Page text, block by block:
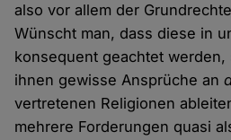
also vor allem der
Wünscht man, dass diese in
konsequent geachtet werden,
ihnen gewisse Ansprüche an
vertretenen Religionen
mehrere Forderungen quasi